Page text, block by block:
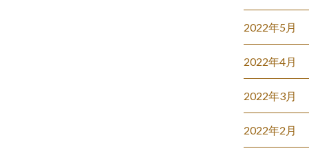
2022年5月
2022年4月
2022年3月
2022年2月